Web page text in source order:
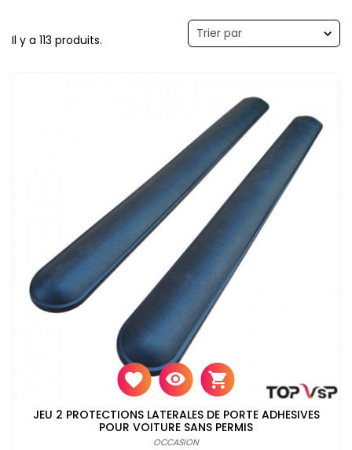
Il y a 113 produits.
JEU 2 PROTECTIONS LATERALES DE PORTE ADHESIVES
POUR VOITURE SANS PERMIS
OCCASION